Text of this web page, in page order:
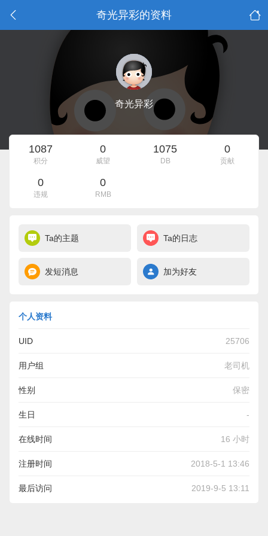
奇光异彩的资料
奇光异彩
1087
积分
0
威望
1075
DB
0
贡献
0
违规
0
RMB
Ta的主题 Ta的日志
发短消息 加为好友
个人资料
UID 25706
用户组 老司机
性别 保密
生日 -
在线时间 16 小时
注册时间 2018-5-1 13:46
最后访问 2019-9-5 13:11